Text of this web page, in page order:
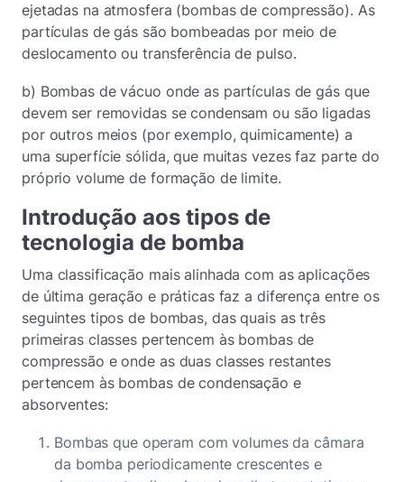
ejetadas na atmosfera (bombas de compressão). As
partículas de gás são bombeadas por meio de
deslocamento ou transferência de pulso.
b) Bombas de vácuo onde as partículas de gás que
devem ser removidas se condensam ou são ligadas
por outros meios (por exemplo, quimicamente) a
uma superfície sólida, que muitas vezes faz parte do
próprio volume de formação de limite.
Introdução aos tipos de
tecnologia de bomba
Uma classificação mais alinhada com as aplicações
de última geração e práticas faz a diferença entre os
seguintes tipos de bombas, das quais as três
primeiras classes pertencem às bombas de
compressão e onde as duas classes restantes
pertencem às bombas de condensação e
absorventes:
Bombas que operam com volumes da câmara
da bomba periodicamente crescentes e